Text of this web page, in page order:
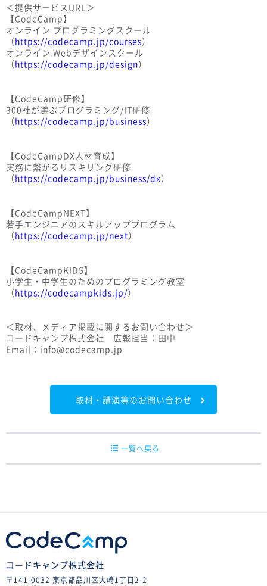
＜提供サービスURL＞
【CodeCamp】
オンライン プログラミングスクール
（https://codecamp.jp/courses）
オンライン Webデザインスクール
（https://codecamp.jp/design）
【CodeCamp研修】
300社が選ぶプログラミング/IT研修
（https://codecamp.jp/business）
【CodeCampDX人材育成】
実務に繋がるリスキリング研修
（https://codecamp.jp/business/dx）
【CodeCampNEXT】
若手エンジニアのスキルアッププログラム
（https://codecamp.jp/next）
【CodeCampKIDS】
小学生・中学生のためのプログラミング教室
（https://codecampkids.jp/）
＜取材、メディア掲載に関するお問い合わせ＞
コードキャンプ株式会社 広報担当：田中
Email：info@codecamp.jp
取材・講演等のお問い合わせ
一覧へ戻る
コードキャンプ株式会社
〒141-0032 東京都品川区大崎1丁目2-2